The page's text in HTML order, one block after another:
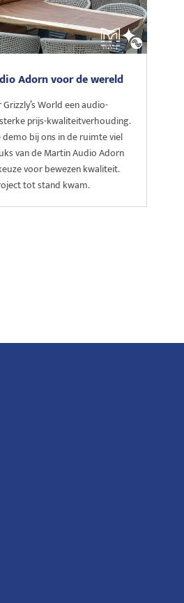
Adorn voor de wereld
World een audio-
prijs-kwaliteitverhouding.
bij ons in de ruimte viel
van de Martin Audio Adorn
voor bewezen kwaliteit.
tot stand kwam.